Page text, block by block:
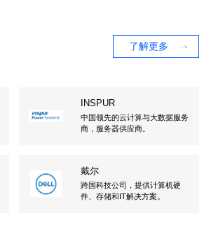
了解更多
INSPUR
中国领先的云计算与大数据服务
商，服务器供应商。
戴尔
跨国科技公司，提供计算机硬
件、存储和IT解决方案。